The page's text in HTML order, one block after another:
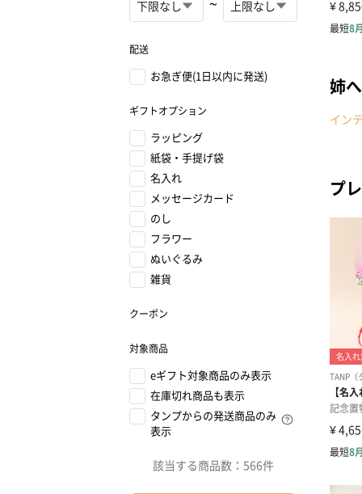
配送
お急ぎ便(1日以内に発送)
ギフトオプション
ラッピング
紙袋・手提げ袋
名入れ
メッセージカード
のし
フラワー
ぬいぐるみ
雑貨
クーポン
対象商品
eギフト対象商品のみ表示
在庫切れ商品も表示
タンプからの発送商品のみ
表示
該当する商品数： 566件
姉
イン
プ